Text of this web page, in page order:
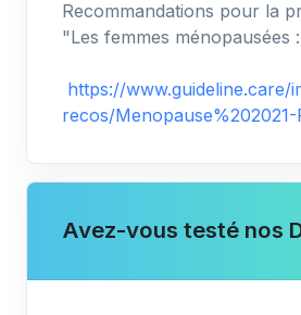
Recommandations pour la
"Les femmes ménopausées
https://www.guideline.care/
recos/Menopause%202021-
Avez-vous testé nos